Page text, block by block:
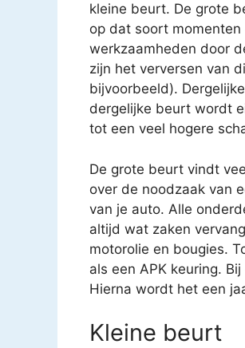
kleine beurt. De grote
op dat soort
werkzaamheden door
zijn het verversen van
bijvoorbeeld).
dergelijke beurt wordt
tot een veel hogere
De grote beurt vindt
over de noodzaak van
van je auto. Alle
altijd wat zaken
motorolie en bougies.
als een APK keuring.
Hierna wordt het een
Kleine beurt